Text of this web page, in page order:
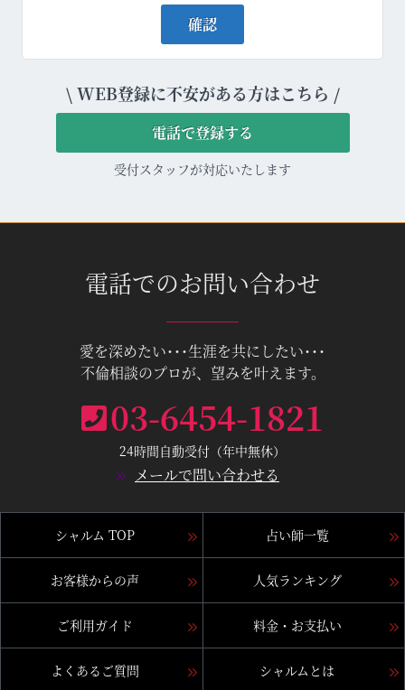
確認
\ WEB登録に不安がある方はこちら /
電話で登録する
受付スタッフが対応いたします
電話でのお問い合わせ
愛を深めたい･･･生涯を共にしたい･･･
不倫相談のプロが、望みを叶えます。
03-6454-1821
24時間自動受付（年中無休）
メールで問い合わせる
シャルム TOP 占い師一覧
お客様からの声 人気ランキング
ご利用ガイド 料金・お支払い
よくあるご質問 シャルムとは